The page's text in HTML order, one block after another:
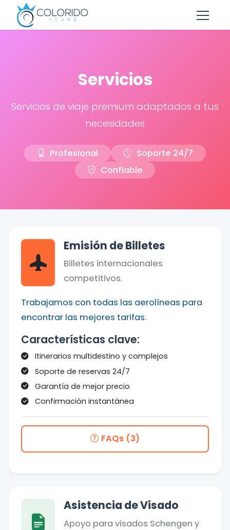
Skip to main content
Servicios
Servicios de viaje premium adaptados a tus
necesidades
Profesional
Soporte 24/7
Confiable
Emisión de Billetes
Billetes internacionales
competitivos.
Trabajamos con todas las aerolíneas para
encontrar las mejores tarifas.
Características clave:
Itinerarios multidestino y complejos
Soporte de reservas 24/7
Garantía de mejor precio
Confirmación instantánea
FAQs (3)
Asistencia de Visado
Apoyo para visados Schengen y